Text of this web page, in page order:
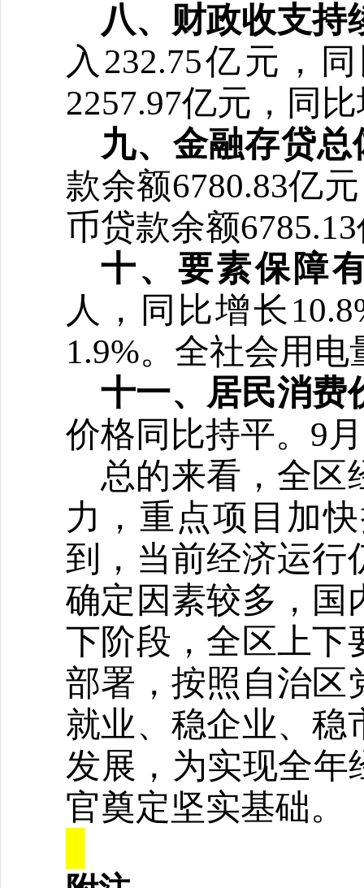
八、 财政收支持
入 232.75亿元，
2257.97亿元， 同比
九、金融存贷
款余额6780.83亿
币贷款余额
十、要素保障
人，同比增长
1.9%。全社会用电
十一、居民消费
价格同比持平。 9
总的来看，全区
力，重点项目加
到，当前经济运行
确定因素较多，国
下阶段，全区上下
部署，按照自治区
就业、稳企业、稳
发展，为实现全年
官奠定坚实基础。